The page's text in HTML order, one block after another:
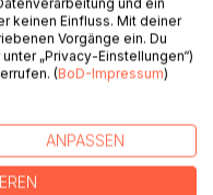
Violetta Siering,
Unger und Alessio
zum Softcover und
www.choreo-
und ein
keinen Einfluss. Mit deiner
Vorgänge ein. Du
„Privacy-Einstellungen“)
(BoD-Impressum)
ANPASSEN